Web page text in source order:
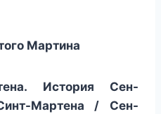
Мартина
История Сен-
Мартена / Сен-